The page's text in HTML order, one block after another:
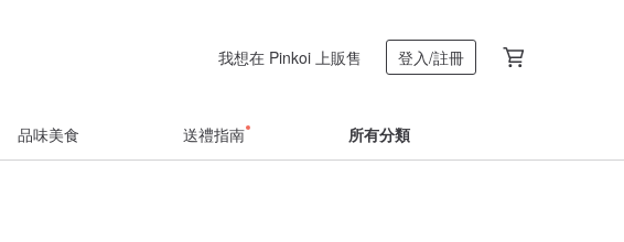
我想在 Pinkoi 上販售 登入/註冊
品味美食 送禮指南 所有分類